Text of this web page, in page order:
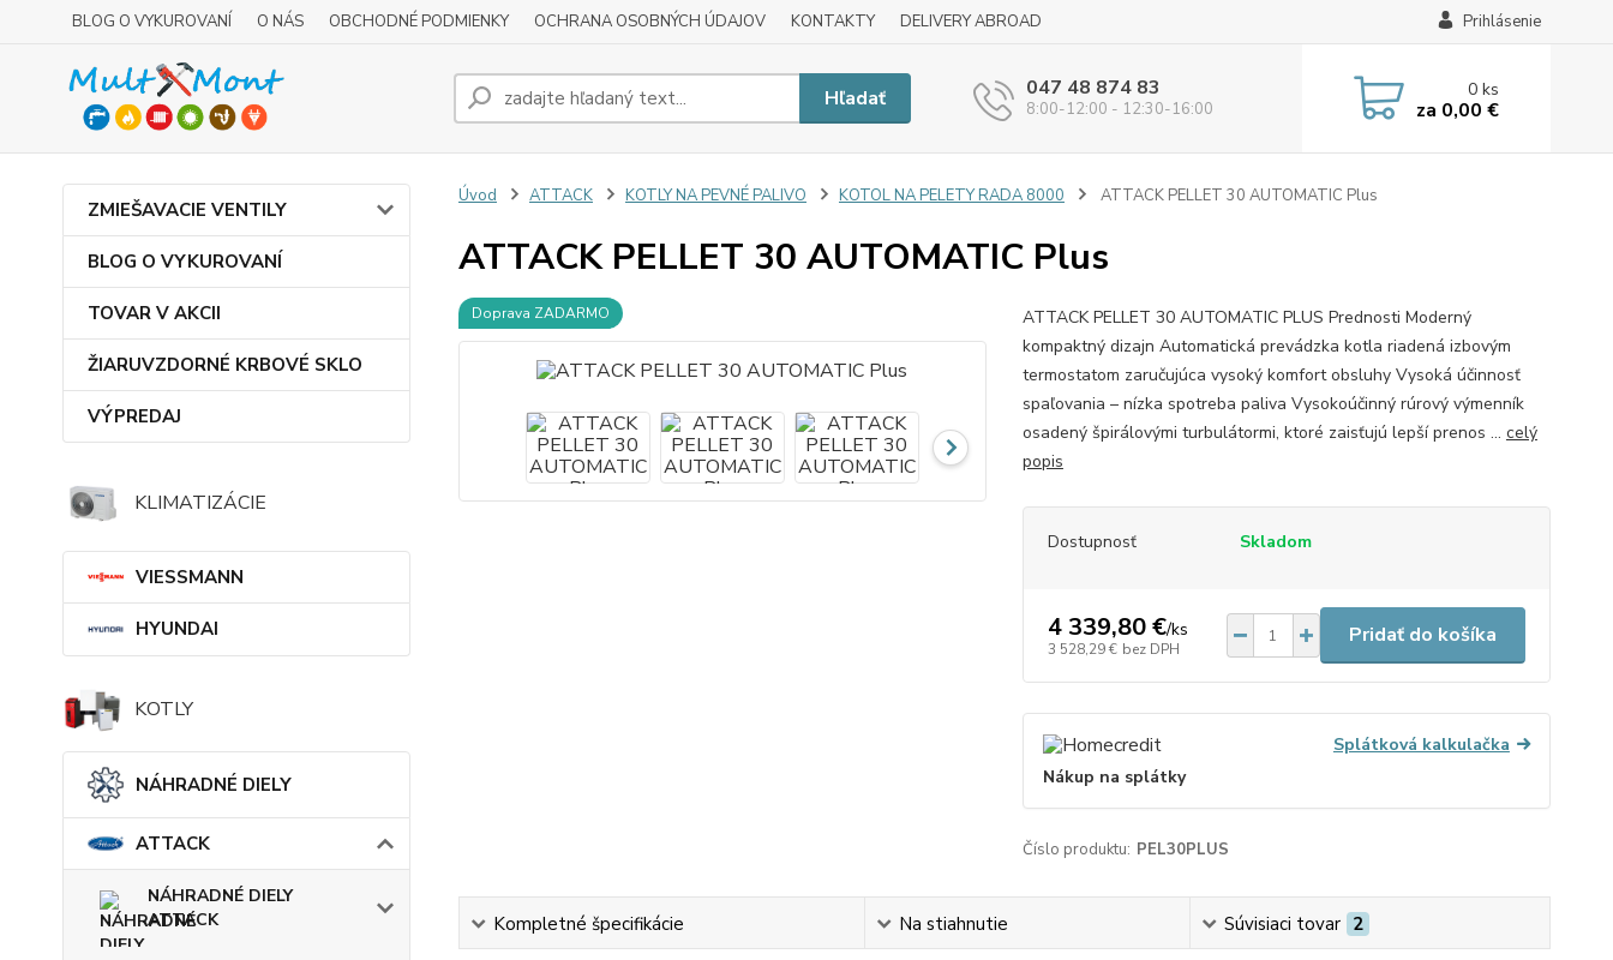
BLOG O VYKUROVANÍ O NÁS OBCHODNÉ PODMIENKY OCHRANA OSOBNÝCH ÚDAJOV KONTAKTY DELIVERY ABROAD Prihlásenie
Hľadať 047 48 874 83
8:00-12:00 - 12:30-16:00
0ks
za 0,00 €
ZMIEŠAVACIE VENTILY
BLOG O VYKUROVANÍ
TOVAR V AKCII
ŽIARUVZDORNÉ KRBOVÉ SKLO
VÝPREDAJ
KLIMATIZÁCIE
VIESSMANN
HYUNDAI
KOTLY
NÁHRADNÉ DIELY
ATTACK
NÁHRADNÉ DIELY
ATTACK
Úvod ATTACK KOTLY NA PEVNÉ PALIVO KOTOL NA PELETY RADA 8000 ATTACK PELLET 30 AUTOMATIC Plus
ATTACK PELLET 30 AUTOMATIC Plus
Doprava ZADARMO
ATTACK PELLET 30 AUTOMATIC PLUS Prednosti Moderný
kompaktný dizajn Automatická prevádzka kotla riadená izbovým
termostatom zaručujúca vysoký komfort obsluhy Vysoká účinnosť
spaľovania – nízka spotreba paliva Vysokoúčinný rúrový výmenník
osadený špirálovými turbulátormi, ktoré zaisťujú lepší prenos ... celý
popis
Dostupnosť Skladom
4 339,80 €/ks
3 528,29 € bez DPH
Pridať do košíka
Splátková kalkulačka
Nákup na splátky
Číslo produktu: PEL30PLUS
Kompletné špecifikácie Na stiahnutie Súvisiaci tovar 2